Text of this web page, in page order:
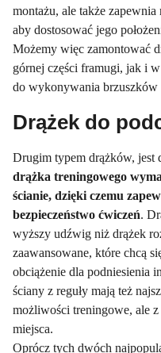
montażu, ale także
aby dostosować jego
Możemy więc zamontować
górnej części framugi, jak i
do wykonywania brzuszków
Drążek do
Drugim typem drążków, jest
drążka treningowego
ścianie, dzięki czemu
bezpieczeństwo ćwiczeń.
wyższy udźwig niż drążek
zaawansowane, które chcą
obciążenie dla podniesienia
ściany z reguły mają też
możliwości treningowe, ale
miejsca.
Oprócz tych dwóch